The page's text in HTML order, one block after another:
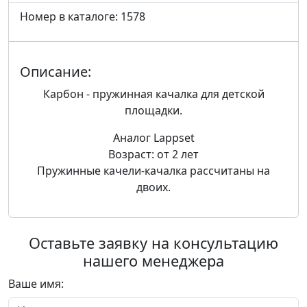
Номер в каталоге: 1578
Описание:
Карбон - пружинная качалка для детской
площадки.
Аналог Lappset
Возраст: от 2 лет
Пружинные качели-качалка рассчитаны на
двоих.
Оставьте заявку на консультацию
нашего менеджера
Ваше имя: